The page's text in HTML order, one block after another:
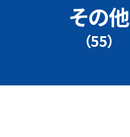
その他
（55）